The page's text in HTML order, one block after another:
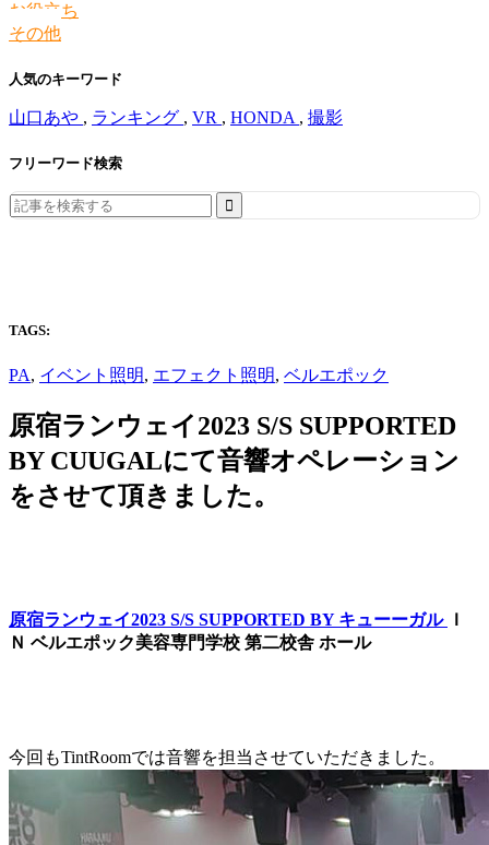
お役立ち
その他
人気のキーワード
山口あや , ランキング , VR , HONDA , 撮影
フリーワード検索
Search
for:
TAGS:
PA, イベント照明, エフェクト照明, ベルエポック
原宿ランウェイ2023 S/S SUPPORTED
BY CUUGALにて音響オペレーション
をさせて頂きました。
原宿ランウェイ2023 S/S SUPPORTED BY キューーガル Ｉ
Ｎ ベルエポック美容専門学校 第二校舎 ホール
今回もTintRoomでは音響を担当させていただきました。